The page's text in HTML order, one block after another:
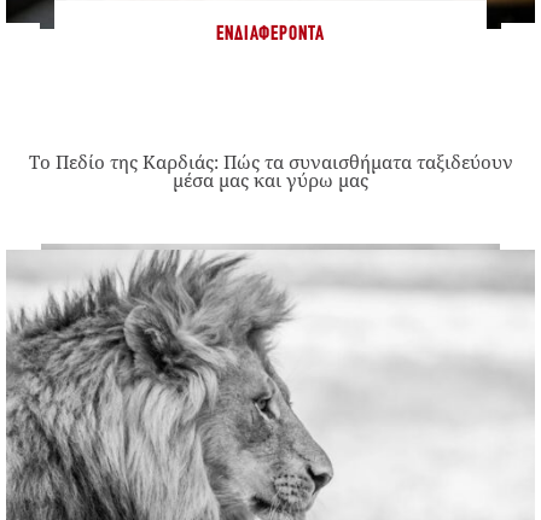
ΕΝΔΙΑΦΈΡΟΝΤΑ
Το Πεδίο της Καρδιάς: Πώς τα συναισθήματα ταξιδεύουν
μέσα μας και γύρω μας